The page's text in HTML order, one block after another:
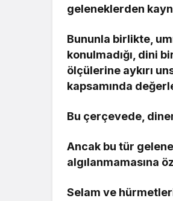
geleneklerden
Bununla birlikte,
konulmadığı, dini
ölçülerine aykırı
kapsamında
Bu çerçevede,
Ancak bu tür
algılanmamasına
Selam ve